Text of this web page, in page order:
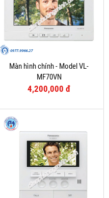
Màn hình chính - Model VL-
MF70VN
4,200,000 đ